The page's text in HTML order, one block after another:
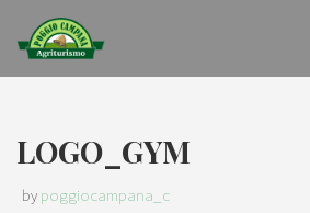
LOGO_GYM
by poggiocampana_c